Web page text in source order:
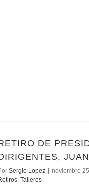
DE
Sergio Lopez noviembre
, Talleres